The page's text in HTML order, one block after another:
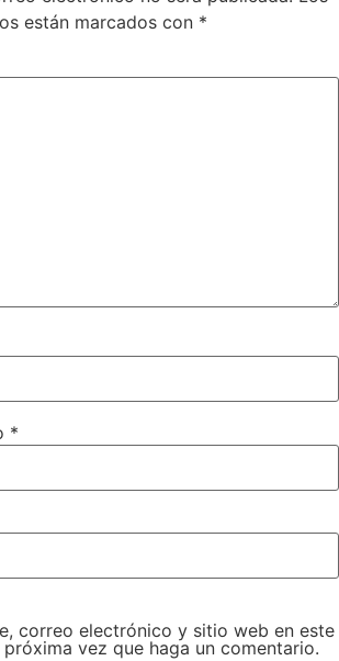
están marcados con *
*
correo electrónico y sitio web en este
vez que haga un comentario.